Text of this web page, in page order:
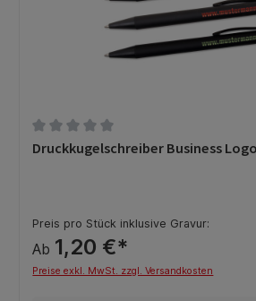
Durchschnittliche Bewertung von 0
Druckkugelschreiber Business Logo
Preis pro Stück inklusive Gravur:
Ab 1,20 €*
Preise exkl. MwSt. zzgl. Versandkosten